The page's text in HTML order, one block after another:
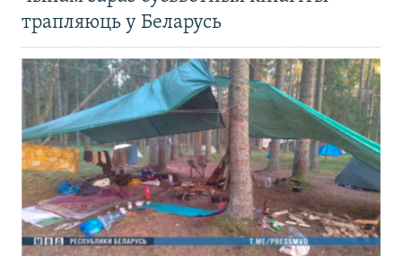
трапляюць у Беларусь